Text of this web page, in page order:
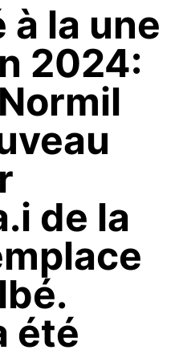
la une
2024:
de la
été